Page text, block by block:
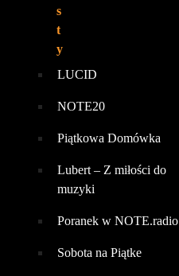
s
t
y
LUCID
NOTE20
Piątkowa Domówka
Lubert – Z miłości do
muzyki
Poranek w NOTE.radio
Sobota na Piątke